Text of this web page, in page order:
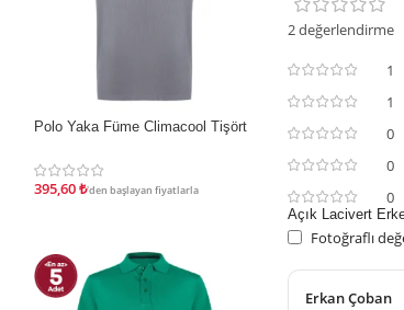
İNDIRIM
Polo Yaka Füme Climacool Tişört
395,60₺'den başlayan fiyatlarla
2 değerlendirme
1
1
0
0
0
Açık Lacivert
Fotoğraflı
Erkan Çoban